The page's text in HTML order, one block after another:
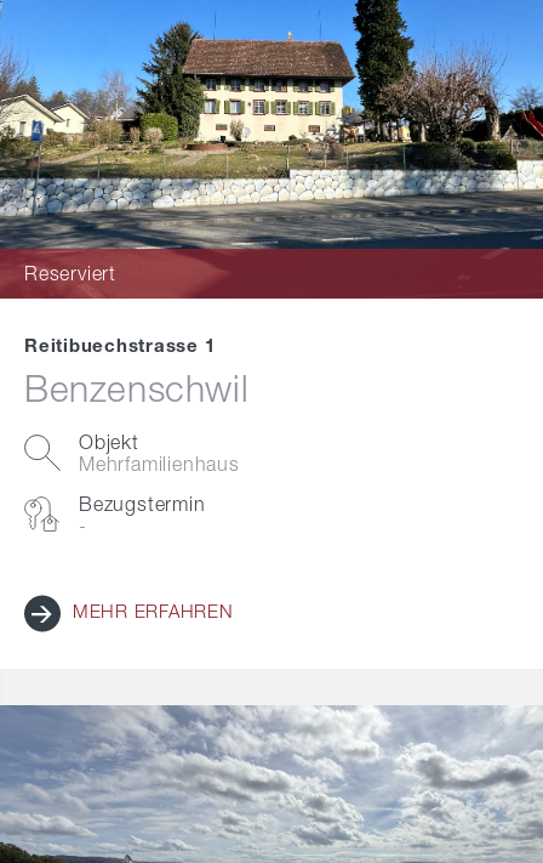
Reserviert
Reitibuechstrasse 1
Benzenschwil
Objekt
Mehrfamilienhaus
Bezugstermin
-
MEHR ERFAHREN